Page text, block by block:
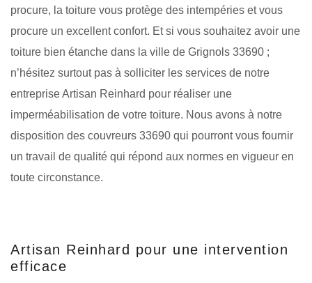
procure, la toiture vous protège des intempéries et vous
procure un excellent confort. Et si vous souhaitez avoir une
toiture bien étanche dans la ville de Grignols 33690 ;
n’hésitez surtout pas à solliciter les services de notre
entreprise Artisan Reinhard pour réaliser une
imperméabilisation de votre toiture. Nous avons à notre
disposition des couvreurs 33690 qui pourront vous fournir
un travail de qualité qui répond aux normes en vigueur en
toute circonstance.
Artisan Reinhard pour une intervention
efficace